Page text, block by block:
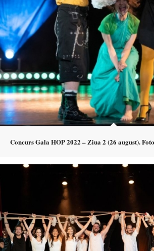
Concurs Gala HOP 2022 – Ziua 2 (26 august).